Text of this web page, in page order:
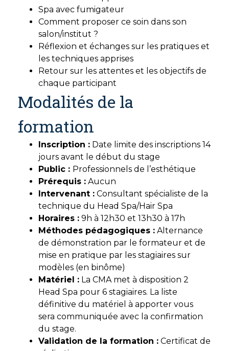
Spa avec fumigateur
Comment proposer ce soin dans son
salon/institut ?
Réflexion et échanges sur les pratiques et
les techniques apprises
Retour sur les attentes et les objectifs de
chaque participant
Modalités de la
formation
Inscription : Date limite des inscriptions 14
jours avant le début du stage
Public : Professionnels de l’esthétique
Prérequis : Aucun
Intervenant : Consultant spécialiste de la
technique du Head Spa/Hair Spa
Horaires : 9h à 12h30 et 13h30 à 17h
Méthodes pédagogiques : Alternance
de démonstration par le formateur et de
mise en pratique par les stagiaires sur
modèles (en binôme)
Matériel : La CMA met à disposition 2
Head Spa pour 6 stagiaires. La liste
définitive du matériel à apporter vous
sera communiquée avec la confirmation
du stage.
Validation de la formation : Certificat de